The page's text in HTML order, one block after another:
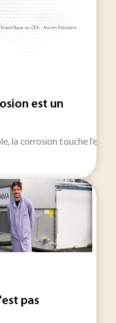
est un
la corrosion touche
pas